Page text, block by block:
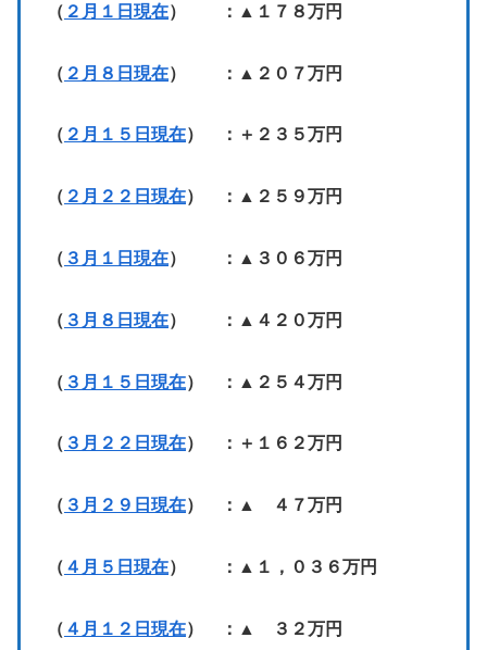
（ ２月１日現在） ：▲１７８万円
（ ２月８日現在） ：▲２０７万円
（ ２月１５日現在） ：＋２３５万円
（ ２月２２日現在） ：▲２５９万円
（ ３月１日現在） ：▲３０６万円
（ ３月８日現在） ：▲４２０万円
（ ３月１５日現在） ：▲２５４万円
（ ３月２２日現在） ：＋１６２万円
（ ３月２９日現在） ：▲ ４７万円
（ ４月５日現在） ：▲１，０３６万円
（ ４月１２日現在） ：▲ ３２万円